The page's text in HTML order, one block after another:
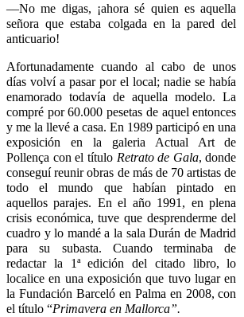
––No me digas, ¡ahora sé quien es aquella
señora que estaba colgada en la pared del
anticuario!
Afortunadamente cuando al cabo de unos
días volví a pasar por el local; nadie se había
enamorado todavía de aquella modelo. La
compré por 60.000 pesetas de aquel entonces
y me la llevé a casa. En 1989 participó en una
exposición en la galeria Actual Art de
Pollença con el título Retrato de Gala, donde
conseguí reunir obras de más de 70 artistas de
todo el mundo que habían pintado en
aquellos parajes. En el año 1991, en plena
crisis económica, tuve que desprenderme del
cuadro y lo mandé a la sala Durán de Madrid
para su subasta. Cuando terminaba de
redactar la 1ª edición del citado libro, lo
localice en una exposición que tuvo lugar en
la Fundación Barceló en Palma en 2008, con
el título “Primavera en Mallorca”.